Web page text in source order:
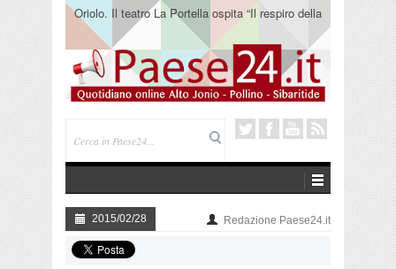
Oriolo. Il teatro La Portella ospita “Il respiro della
terra” del collettivo 365
2015/02/28 Redazione Paese24.it